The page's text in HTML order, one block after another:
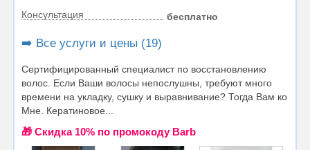
Консультация бесплатно
➡️ Все услуги и цены (19)
Сертифицированный специалист по восстановлению
волос. Если Ваши волосы непослушны, требуют много
времени на укладку, сушку и выравнивание? Тогда Вам ко
Мне. Кератиновое...
🎁 Cкидка 10% по промокоду Barb